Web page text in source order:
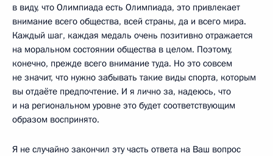
в виду, что Олимпиада есть Олимпиада, это привлекает
внимание всего общества, всей страны, да и всего мира.
Каждый шаг, каждая медаль очень позитивно отражается
на моральном состоянии общества в целом. Поэтому,
конечно, прежде всего внимание туда. Но это совсем
не значит, что нужно забывать такие виды спорта, которым
вы отдаёте предпочтение. И я лично за, надеюсь, что
и на региональном уровне это будет соответствующим
образом воспринято.
Я не случайно закончил эту часть ответа на Ваш вопрос